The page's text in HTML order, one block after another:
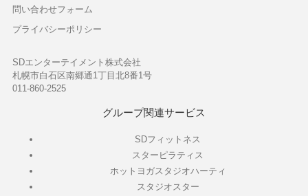
問い合わせフォーム
プライバシーポリシー
SDエンターテイメント株式会社
札幌市白石区南郷通1丁目北8番1号
011-860-2525
グループ関連サービス
SDフィットネス
スターピラティス
ホットヨガスタジオハーティ
スタジオスター